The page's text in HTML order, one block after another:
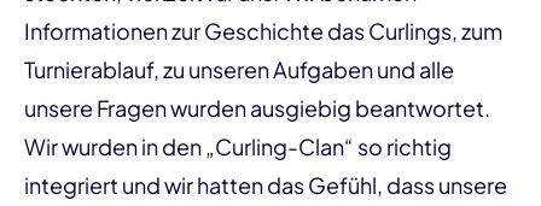
Informationen zur Geschichte das Curlings, zum
Turnierablauf, zu unseren Aufgaben und alle
unsere Fragen wurden ausgiebig beantwortet.
Wir wurden in den „Curling-Clan“ so richtig
integriert und wir hatten das Gefühl, dass unsere